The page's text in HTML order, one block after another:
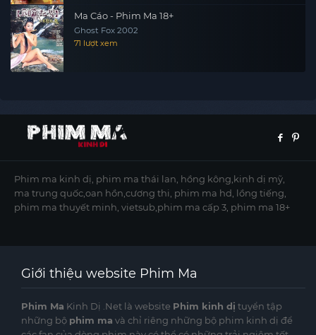
Ma Cáo - Phim Ma 18+
Ghost Fox 2002
71 lượt xem
Phim ma kinh dị, phim ma thái lan, hồng kông,kinh dị mỹ,
ma trung quốc,oan hồn,cương thi, phim ma hd, lồng tiếng,
phim ma thuyết minh, vietsub,phim ma cấp 3, phim ma 18+
Giới thiệu website Phim Ma
Phim Ma Kinh Dị .Net là website Phim kinh dị tuyển tập
những bộ phim ma và chỉ riêng những bộ phim kinh dị để